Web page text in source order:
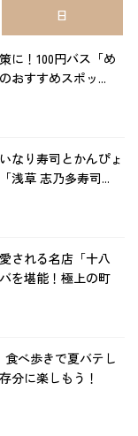
日
に！100円バス「め
おすすめスポッ...
なり寿司とかんぴょ
浅草 志乃多寿司...
される名店「十八
を堪能！極上の町
べ歩きで夏バテし
分に楽しもう！